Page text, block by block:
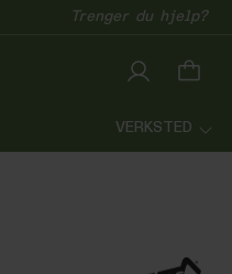
Trenger du hjelp?
VERKSTED